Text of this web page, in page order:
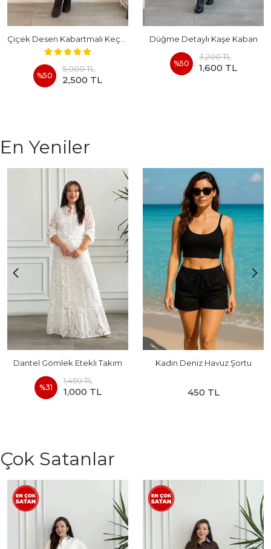
%50
5,000 TL
2,500 TL
Düğme Detaylı Kaşe Kaban
%50
3,200 TL
1,600 TL
En Yeniler
Dantel Gömlek Etekli Takım
%31
1,450 TL
1,000 TL
Kadın Deniz Havuz Şortu
450 TL
Çok Satanlar